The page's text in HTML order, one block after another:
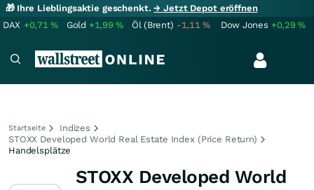
🎁 Ihre Lieblingsaktie geschenkt.→ Jetzt Depot eröffnen
DAX +0,71% Gold +1,99% Öl (Brent) -1,11% Dow Jones +0,29%
Startseite
Indizes
STOXX Developed World Real Estate Index (Price Return)
Handelsplätze
STOXX Developed World